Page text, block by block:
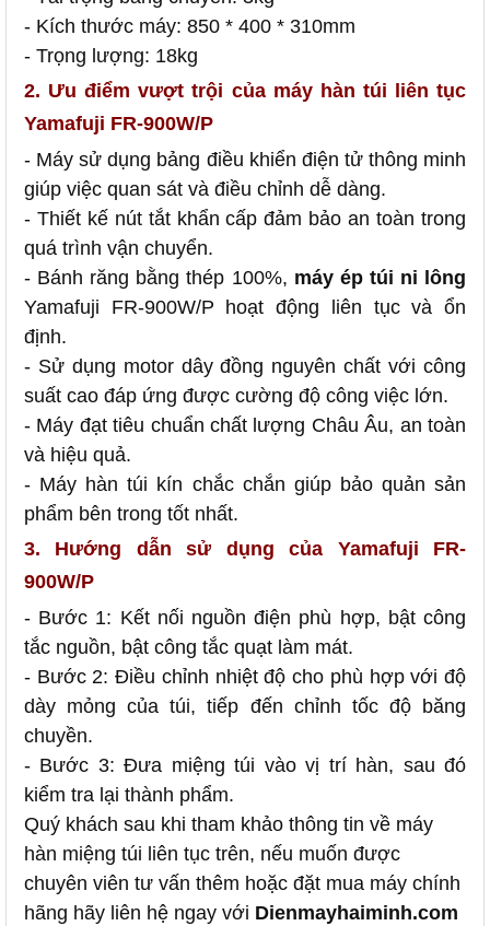
- Kích thước máy: 850 * 400 * 310mm
- Trọng lượng: 18kg
2. Ưu điểm vượt trội của máy hàn túi liên tục
Yamafuji FR-900W/P
- Máy sử dụng bảng điều khiển điện tử thông minh
giúp việc quan sát và điều chỉnh dễ dàng.
- Thiết kế nút tắt khẩn cấp đảm bảo an toàn trong
quá trình vận chuyển.
- Bánh răng bằng thép 100%, máy ép túi ni lông
Yamafuji FR-900W/P hoạt động liên tục và ổn
định.
- Sử dụng motor dây đồng nguyên chất với công
suất cao đáp ứng được cường độ công việc lớn.
- Máy đạt tiêu chuẩn chất lượng Châu Âu, an toàn
và hiệu quả.
- Máy hàn túi kín chắc chắn giúp bảo quản sản
phẩm bên trong tốt nhất.
3. Hướng dẫn sử dụng của Yamafuji FR-
900W/P
- Bước 1: Kết nối nguồn điện phù hợp, bật công
tắc nguồn, bật công tắc quạt làm mát.
- Bước 2: Điều chỉnh nhiệt độ cho phù hợp với độ
dày mỏng của túi, tiếp đến chỉnh tốc độ băng
chuyền.
- Bước 3: Đưa miệng túi vào vị trí hàn, sau đó
kiểm tra lại thành phẩm.
Quý khách sau khi tham khảo thông tin về máy
hàn miệng túi liên tục trên, nếu muốn được
chuyên viên tư vấn thêm hoặc đặt mua máy chính
hãng hãy liên hệ ngay với Dienmayhaiminh.com